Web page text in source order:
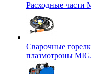
Расходные части
Сварочные
плазмотроны